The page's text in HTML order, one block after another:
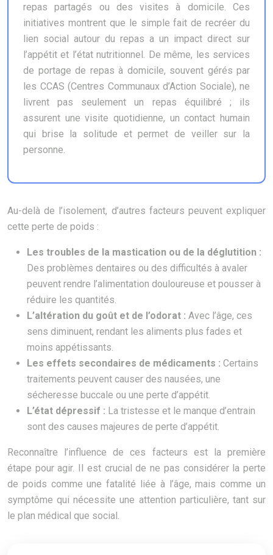
repas partagés ou des visites à domicile. Ces
initiatives montrent que le simple fait de recréer du
lien social autour du repas a un impact direct sur
l’appétit et l’état nutritionnel. De même, les services
de portage de repas à domicile, souvent gérés par
les CCAS (Centres Communaux d’Action Sociale), ne
livrent pas seulement un repas équilibré ; ils
assurent une visite quotidienne, un contact humain
qui brise la solitude et permet de veiller sur la
personne.
Au-delà de l’isolement, d’autres facteurs peuvent expliquer
cette perte de poids :
Les troubles de la mastication ou de la déglutition :
Des problèmes dentaires ou des difficultés à avaler
peuvent rendre l’alimentation douloureuse et pousser à
réduire les quantités.
L’altération du goût et de l’odorat : Avec l’âge, ces
sens diminuent, rendant les aliments plus fades et
moins appétissants.
Les effets secondaires de médicaments : Certains
traitements peuvent causer des nausées, une
sécheresse buccale ou une perte d’appétit.
L’état dépressif : La tristesse et le manque d’entrain
sont des causes majeures de perte d’appétit.
Reconnaître l’influence de ces facteurs est la première
étape pour agir. Il est crucial de ne pas considérer la perte
de poids comme une fatalité liée à l’âge, mais comme un
symptôme qui nécessite une attention particulière, tant sur
le plan médical que social.